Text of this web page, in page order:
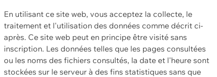
En utilisant ce site web, vous acceptez la collecte, le
traitement et l'utilisation des données comme décrit ci-
après. Ce site web peut en principe être visité sans
inscription. Les données telles que les pages consultées
ou les noms des fichiers consultés, la date et l'heure sont
stockées sur le serveur à des fins statistiques sans que